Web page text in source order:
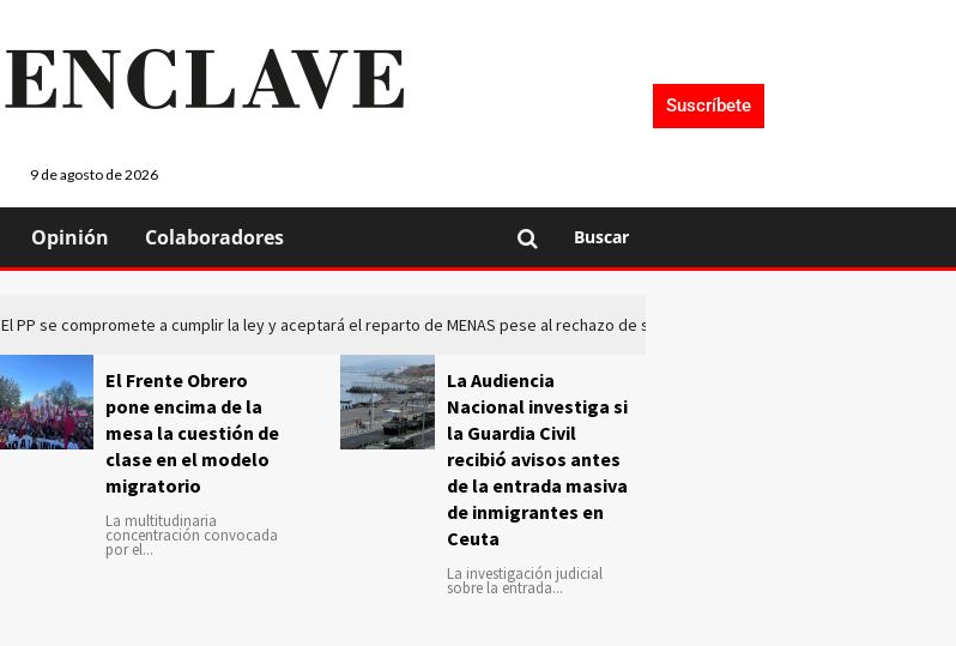
9 de agosto de 2026
Suscríbete
Opinión Colaboradores Buscar
El PP se compromete a cumplir la ley y aceptará el reparto de MENAS pese al rechazo de sus comunidades
El Frente Obrero
pone encima de la
mesa la cuestión de
clase en el modelo
migratorio
La multitudinaria
concentración convocada
por el...
La Audiencia
Nacional investiga si
la Guardia Civil
recibió avisos antes
de la entrada masiva
de inmigrantes en
Ceuta
La investigación judicial
sobre la entrada...